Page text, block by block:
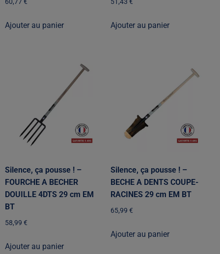
Ajouter au panier Ajouter au panier
Silence, ça pousse ! –
FOURCHE A BECHER
DOUILLE 4DTS 29 cm EM
BT
58,99 €
Ajouter au panier
Silence, ça pousse ! –
BECHE A DENTS COUPE-
RACINES 29 cm EM BT
65,99 €
Ajouter au panier